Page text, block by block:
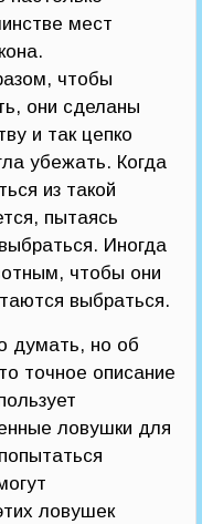
мест
чтобы
они сделаны
и так цепко
убежать. Когда
из такой
пытаясь
Иногда
чтобы они
выбраться.
думать, но об
точное описание
ловушки для
ловушек